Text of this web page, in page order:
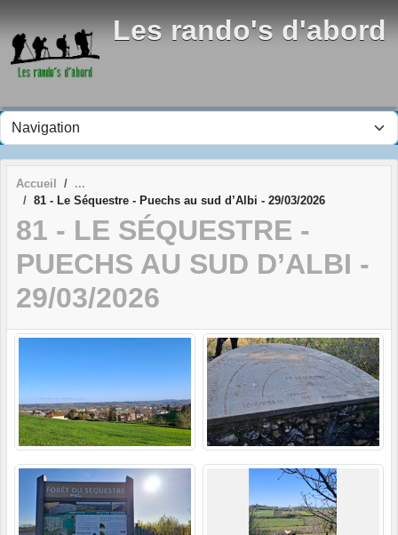
Les rando's d'abord
Accueil
81 - Le Séquestre - Puechs au sud d’Albi - 29/03/2026
81 - LE SÉQUESTRE -
PUECHS AU SUD D’ALBI -
29/03/2026